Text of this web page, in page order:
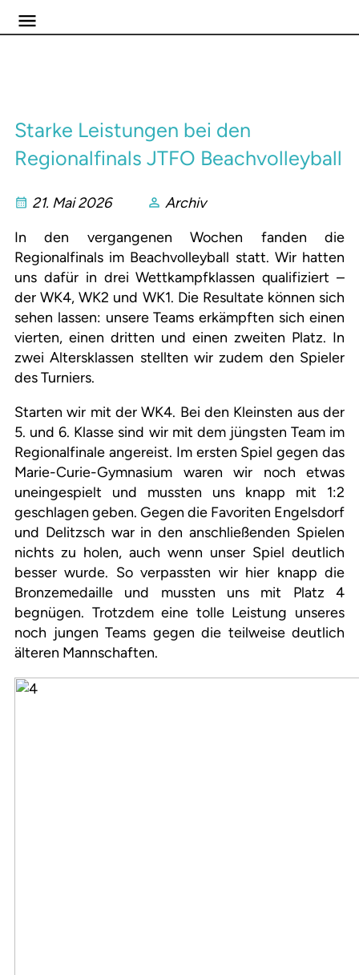
Starke Leistungen bei den
Regionalfinals JTFO Beachvolleyball
21. Mai 2026
Archiv
In den vergangenen Wochen fanden die
Regionalfinals im Beachvolleyball statt. Wir hatten
uns dafür in drei Wettkampfklassen qualifiziert –
der WK4, WK2 und WK1. Die Resultate können sich
sehen lassen: unsere Teams erkämpften sich einen
vierten, einen dritten und einen zweiten Platz. In
zwei Altersklassen stellten wir zudem den Spieler
des Turniers.
Starten wir mit der WK4. Bei den Kleinsten aus der
5. und 6. Klasse sind wir mit dem jüngsten Team im
Regionalfinale angereist. Im ersten Spiel gegen das
Marie-Curie-Gymnasium waren wir noch etwas
uneingespielt und mussten uns knapp mit 1:2
geschlagen geben. Gegen die Favoriten Engelsdorf
und Delitzsch war in den anschließenden Spielen
nichts zu holen, auch wenn unser Spiel deutlich
besser wurde. So verpassten wir hier knapp die
Bronzemedaille und mussten uns mit Platz 4
begnügen. Trotzdem eine tolle Leistung unseres
noch jungen Teams gegen die teilweise deutlich
älteren Mannschaften.